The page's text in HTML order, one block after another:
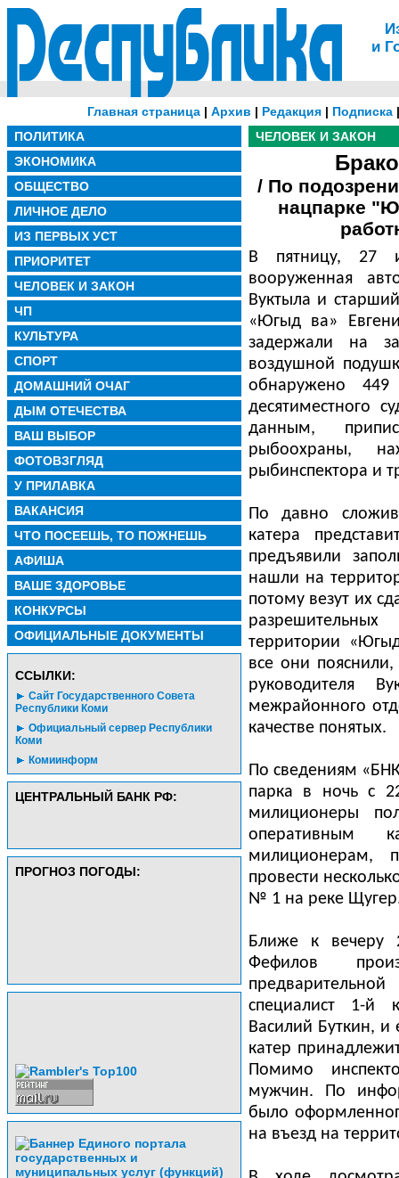
и
Главная страница | Архив | Редакция | Подписка
ПОЛИТИКА
ЭКОНОМИКА
ОБЩЕСТВО
ЛИЧНОЕ ДЕЛО
ИЗ ПЕРВЫХ УСТ
ПРИОРИТЕТ
ЧЕЛОВЕК И ЗАКОН
ЧП
КУЛЬТУРА
СПОРТ
ДОМАШНИЙ ОЧАГ
ДЫМ ОТЕЧЕСТВА
ВАШ ВЫБОР
ФОТОВЗГЛЯД
У ПРИЛАВКА
ВАКАНСИЯ
ЧТО ПОСЕЕШЬ, ТО ПОЖНЕШЬ
АФИША
ВАШЕ ЗДОРОВЬЕ
КОНКУРСЫ
ОФИЦИАЛЬНЫЕ ДОКУМЕНТЫ
CСЫЛКИ:
Сайт Государственного Совета
Республики Коми
Официальный сервер Республики
Коми
Комиинформ
ЦЕНТРАЛЬНЫЙ БАНК РФ:
ПРОГНОЗ ПОГОДЫ:
ЧЕЛОВЕК И ЗАКОН
/ По
нацпарке
В пятницу, 27
вооруженная
Вуктыла и
«Югыд ва»
задержали на
воздушной
обнаружено 449
десятиместного
данным,
рыбоохраны,
рыбинспектора и
По давно
катера
предъявили
нашли на
потому везут их
территории
все они
руководителя
межрайонного
качестве понятых.
По сведениям
парка в ночь с
милиционеры
оперативным
милиционерам,
провести
№ 1 на реке
Ближе к вечеру
Фефилов
специалист 1-й
Василий Буткин, и
катер
Помимо
мужчин. По
было
на въезд на